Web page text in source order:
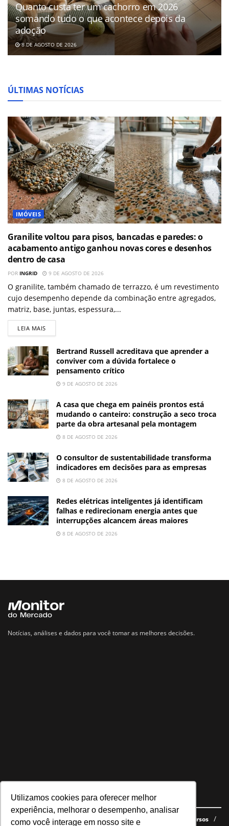
Utilizamos cookies para oferecer melhor
experiência, melhorar o desempenho, analisar
como você interage em nosso site e
Quanto custa ter um cachorro em 2026
somando tudo o que acontece depois da
adoção
8 DE AGOSTO DE 2026
ÚLTIMAS NOTÍCIAS
IMÓVEIS
Granilite voltou para pisos, bancadas e paredes: o
acabamento antigo ganhou novas cores e desenhos
dentro de casa
POR INGRID 9 DE AGOSTO DE 2026
O granilite, também chamado de terrazzo, é um revestimento
cujo desempenho depende da combinação entre agregados,
matriz, base, juntas, espessura,...
LEIA MAIS
Bertrand Russell acreditava que aprender a
conviver com a dúvida fortalece o
pensamento crítico
9 DE AGOSTO DE 2026
A casa que chega em painéis prontos está
mudando o canteiro: construção a seco troca
parte da obra artesanal pela montagem
8 DE AGOSTO DE 2026
O consultor de sustentabilidade transforma
indicadores em decisões para as empresas
8 DE AGOSTO DE 2026
Redes elétricas inteligentes já identificam
falhas e redirecionam energia antes que
interrupções alcancem áreas maiores
8 DE AGOSTO DE 2026
Notícias, análises e dados para você tomar as melhores decisões.
Navegue no site
Últimas notícias Quem somos E-books gratuitos Cursos